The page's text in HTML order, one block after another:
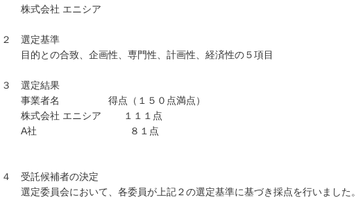
株式会社 エニシア
２ 選定基準
目的との合致、企画性、専門性、計画性、経済性の５項目
３ 選定結果
事業者名 得点（１５０点満点）
株式会社 エニシア １１１点
A社 ８１点
４ 受託候補者の決定
選定委員会において、各委員が上記２の選定基準に基づき採点を行いました。